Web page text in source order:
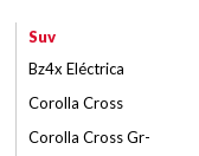
Suv
Bz4x Eléctrica
Corolla Cross
Corolla Cross Gr-